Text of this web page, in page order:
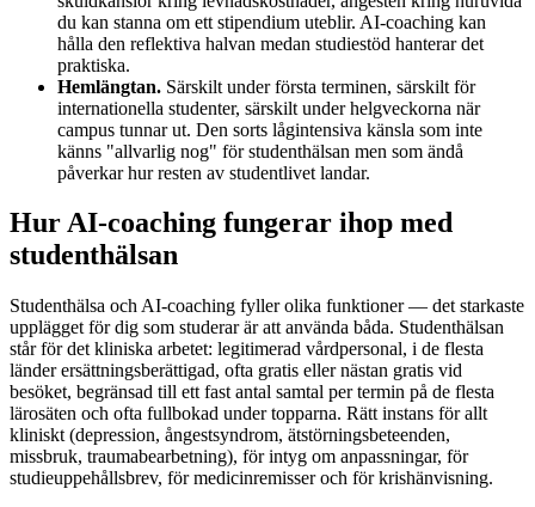
du kan stanna om ett stipendium uteblir. AI-coaching kan
hålla den reflektiva halvan medan studiestöd hanterar det
praktiska.
Hemlängtan. Särskilt under första terminen, särskilt för
internationella studenter, särskilt under helgveckorna när
campus tunnar ut. Den sorts lågintensiva känsla som inte
känns "allvarlig nog" för studenthälsan men som ändå
påverkar hur resten av studentlivet landar.
Hur AI-coaching fungerar ihop med
studenthälsan
Studenthälsa och AI-coaching fyller olika funktioner — det starkaste
upplägget för dig som studerar är att använda båda. Studenthälsan
står för det kliniska arbetet: legitimerad vårdpersonal, i de flesta
länder ersättningsberättigad, ofta gratis eller nästan gratis vid
besöket, begränsad till ett fast antal samtal per termin på de flesta
lärosäten och ofta fullbokad under topparna. Rätt instans för allt
kliniskt (depression, ångestsyndrom, ätstörningsbeteenden,
missbruk, traumabearbetning), för intyg om anpassningar, för
studieuppehållsbrev, för medicinremisser och för krishänvisning.